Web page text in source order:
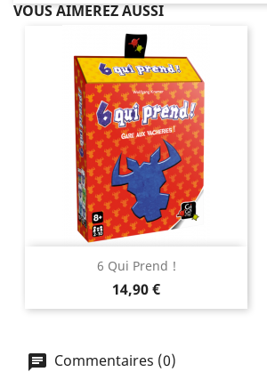
VOUS AIMEREZ AUSSI
6 Qui Prend !
Prix
14,90 €
Commentaires (0)